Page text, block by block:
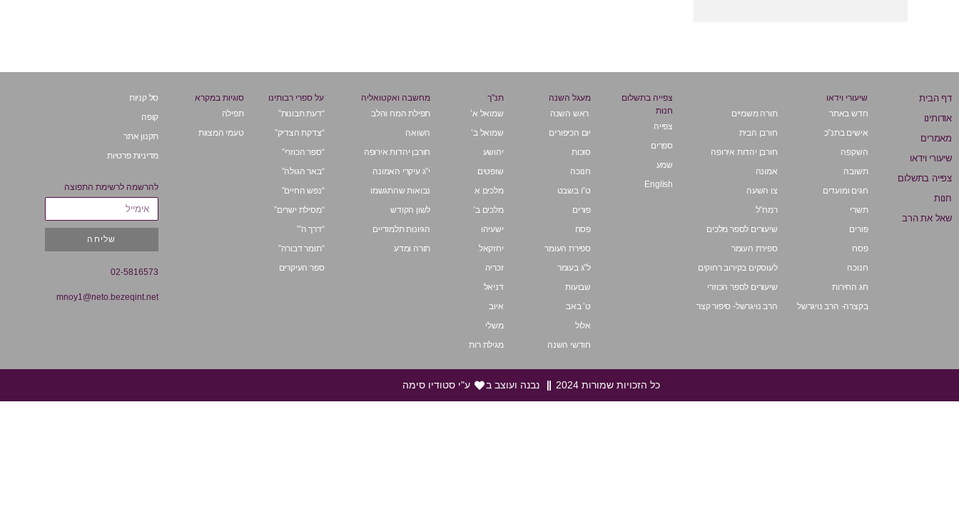
דף הבית
אודותינו
מאמרים
שיעורי וידאו
צפייה בתשלום
חנות
שאל את הרב
שיעורי וידאו
חדש באתר
אישים בתנ”כ
השקפה
תשובה
חגים ומועדים
תשרי
פורים
פסח
חנוכה
חג החירות
בקצרה- הרב נויגרשל
תורה משמיים
חורבן הבית
חורבן יהדות אירופה
אמונה
צו השעה
רמח”ל
שיעורים לספר מלכים
ספירת העומר
לעוסקים בקירוב רחוקים
שיעורים לספר הכוזרי
הרב נויגרשל- סיפור קצר
צפייה בתשלום
חנות
צפייה
ספרים
שמע
English
מעגל השנה
ראש השנה
יום הכיפורים
סוכות
חנוכה
ט”ו בשבט
פורים
פסח
ספירת העומר
ל”ג בעומר
שבועות
ט’ באב
אלול
חודשי השנה
תנ"ך
שמואל א’
שמואל ב’
יהושע
שופטים
מלכים א
מלכים ב’
ישעיהו
יחזקאל
זכריה
דניאל
איוב
משלי
מגילת רות
מחשבה ואקטואליה
תפילת המח והלב
השואה
חורבן יהדות אירופה
י”ג עיקרי האמונה
נבואות שהתגשמו
לשון הקודש
הגיונות תלמודיים
תורה ומדע
על ספרי רבותינו
“דעת תבונות”
“צדקת הצדיק”
“ספר הכוזרי”
“באר הגולה”
“נפש החיים”
“מסילת ישרים”
“דרך ה'”
“תומר דבורה”
ספר העיקרים
סוגיות במקרא
תפילה
טעמי המצוות
סל קניות
קופה
תקנון אתר
מדיניות פרטיות
להרשמה לרשימת התפוצה
שליחה
02-5816573
mnoy1@neto.bezeqint.net
כל הזכויות שמורות 2024 נבנה ועוצב ב ע"י סטודיו סימה